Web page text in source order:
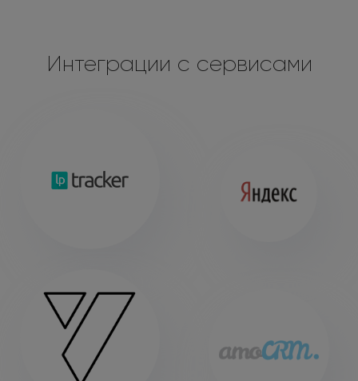
Интеграции с сервисами